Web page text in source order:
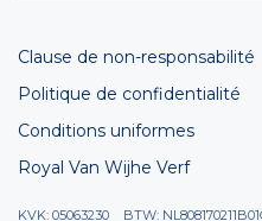
Clause de non-responsabilité
Politique de confidentialité
Conditions uniformes
Royal Van Wijhe Verf
KVK: 05063230 BTW: NL808170211B01